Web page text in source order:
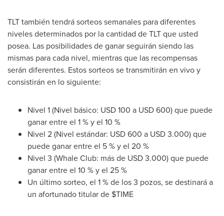
TLT también tendrá sorteos semanales para diferentes
niveles determinados por la cantidad de TLT que usted
posea. Las posibilidades de ganar seguirán siendo las
mismas para cada nivel, mientras que las recompensas
serán diferentes. Estos sorteos se transmitirán en vivo y
consistirán en lo siguiente:
Nivel 1 (Nivel básico: USD 100 a USD 600) que puede
ganar entre el 1 % y el 10 %
Nivel 2 (Nivel estándar: USD 600 a USD 3.000) que
puede ganar entre el 5 % y el 20 %
Nivel 3 (Whale Club: más de USD 3.000) que puede
ganar entre el 10 % y el 25 %
Un último sorteo, el 1 % de los 3 pozos, se destinará a
un afortunado titular de $TIME